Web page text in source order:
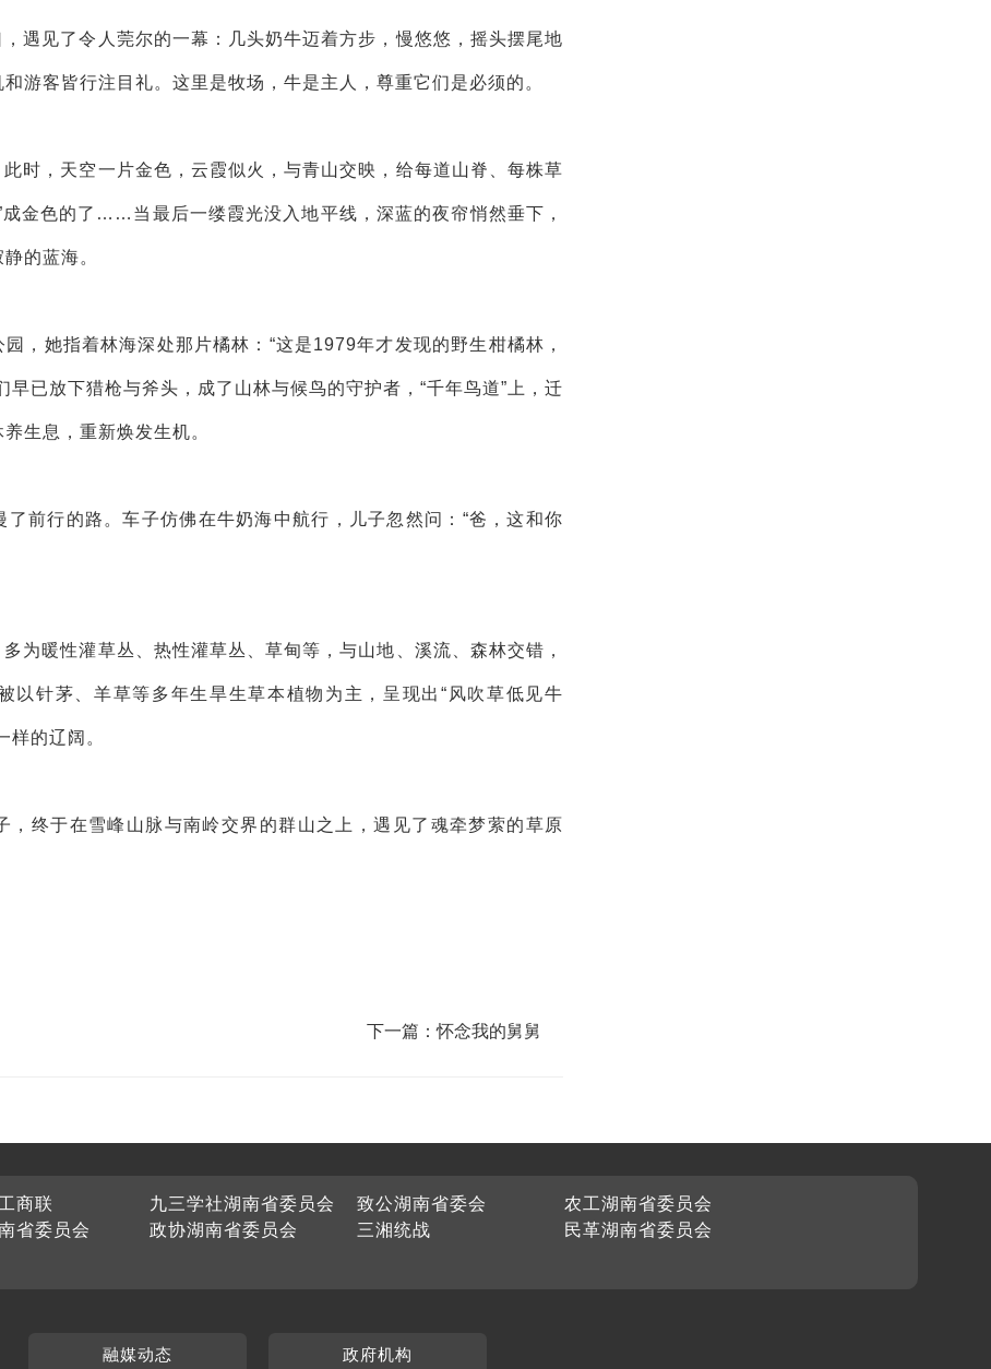
遇见了令人莞尔的一幕：几头奶牛迈着方步，慢悠悠，摇头摆尾地
游客皆行注目礼。这里是牧场，牛是主人，尊重它们是必须的。
时，天空一片金色，云霞似火，与青山交映，给每道山脊、每株草
金色的了……当最后一缕霞光没入地平线，深蓝的夜帘悄然垂下，
的蓝海。
，她指着林海深处那片橘林：“这是1979年才发现的野生柑橘林，
已放下猎枪与斧头，成了山林与候鸟的守护者，“千年鸟道”上，迁
生息，重新焕发生机。
前行的路。车子仿佛在牛奶海中航行，儿子忽然问：“爸，这和你
为暖性灌草丛、热性灌草丛、草甸等，与山地、溪流、森林交错，
以针茅、羊草等多年生旱生草本植物为主，呈现出“风吹草低见牛
样的辽阔。
，终于在雪峰山脉与南岭交界的群山之上，遇见了魂牵梦萦的草原
下一篇：怀念我的舅舅
商联 九三学社湖南省委员会 致公湖南省委会
农工湖南省委员会
省委员会 政协湖南省委员会 三湘统战
民革湖南省委员会
融媒动态 政府机构